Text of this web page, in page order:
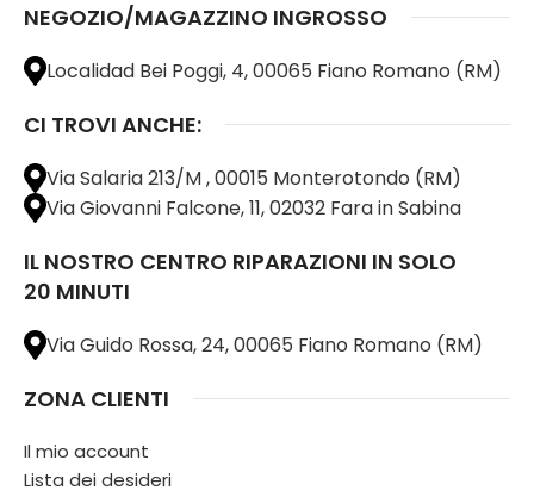
NEGOZIO/MAGAZZINO INGROSSO
Localidad Bei Poggi, 4, 00065 Fiano Romano (RM)
CI TROVI ANCHE:
Via Salaria 213/M , 00015 Monterotondo (RM)
Via Giovanni Falcone, 11, 02032 Fara in Sabina
IL NOSTRO CENTRO RIPARAZIONI IN SOLO
20 MINUTI
Via Guido Rossa, 24, 00065 Fiano Romano (RM)
ZONA CLIENTI
Il mio account
Lista dei desideri